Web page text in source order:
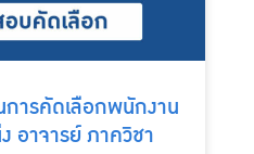
ารคัดเลือกพนักงาน
อาจารย์ ภาควิชา